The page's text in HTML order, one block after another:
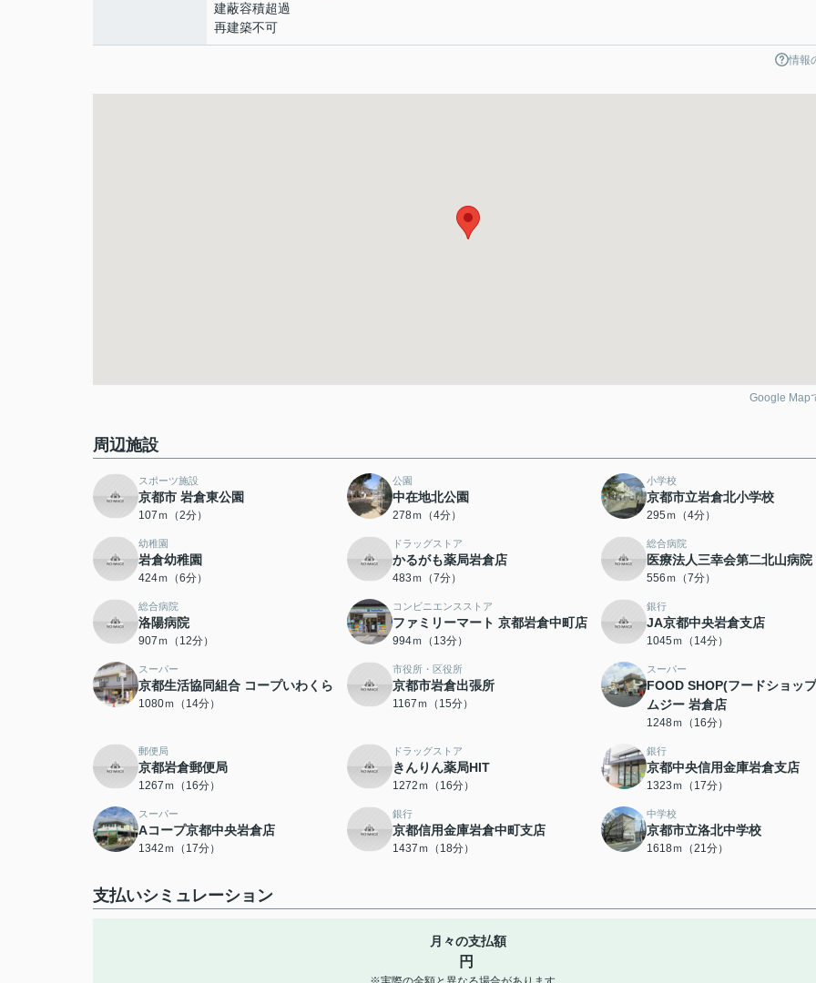
建蔽容積超過
再建築不可
情報
Google Map
周辺施設
スポーツ施設
京都市 岩倉東公園
107ｍ（2分）
公園
中在地北公園
278ｍ（4分）
小学校
京都市立岩倉北小学校
295ｍ（4分）
幼稚園
岩倉幼稚園
424ｍ（6分）
ドラッグストア
かるがも薬局岩倉店
483ｍ（7分）
総合病院
医療法人三幸会第二北山病院
556ｍ（7分）
総合病院
洛陽病院
907ｍ（12分）
コンビニエンスストア
ファミリーマート 京都岩倉中町店
994ｍ（13分）
銀行
JA京都中央岩倉支店
1045ｍ（14分）
スーパー
京都生活協同組合 コープいわくら
1080ｍ（14分）
市役所・区役所
京都市岩倉出張所
1167ｍ（15分）
スーパー
FOOD SHOP(フードショッ
ムジー 岩倉店
1248ｍ（16分）
郵便局
京都岩倉郵便局
1267ｍ（16分）
ドラッグストア
きんりん薬局HIT
1272ｍ（16分）
銀行
京都中央信用金庫岩倉支店
1323ｍ（17分）
スーパー
Aコープ京都中央岩倉店
1342ｍ（17分）
銀行
京都信用金庫岩倉中町支店
1437ｍ（18分）
中学校
京都市立洛北中学校
1618ｍ（21分）
支払いシミュレーション
月々の支払額
円